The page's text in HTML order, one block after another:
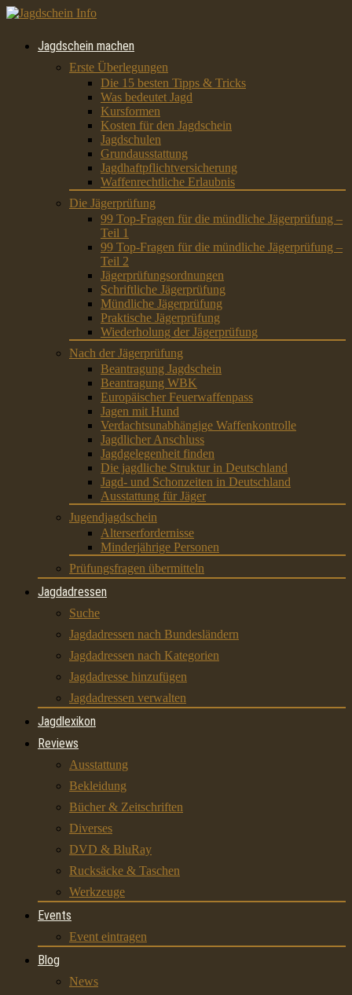
Jagdschein machen
Erste Überlegungen
Die 15 besten Tipps & Tricks
Was bedeutet Jagd
Kursformen
Kosten für den Jagdschein
Jagdschulen
Grundausstattung
Jagdhaftpflichtversicherung
Waffenrechtliche Erlaubnis
Die Jägerprüfung
99 Top-Fragen für die mündliche Jägerprüfung –
Teil 1
99 Top-Fragen für die mündliche Jägerprüfung –
Teil 2
Jägerprüfungsordnungen
Schriftliche Jägerprüfung
Mündliche Jägerprüfung
Praktische Jägerprüfung
Wiederholung der Jägerprüfung
Nach der Jägerprüfung
Beantragung Jagdschein
Beantragung WBK
Europäischer Feuerwaffenpass
Jagen mit Hund
Verdachtsunabhängige Waffenkontrolle
Jagdlicher Anschluss
Jagdgelegenheit finden
Die jagdliche Struktur in Deutschland
Jagd- und Schonzeiten in Deutschland
Ausstattung für Jäger
Jugendjagdschein
Alterserfordernisse
Minderjährige Personen
Prüfungsfragen übermitteln
Jagdadressen
Suche
Jagdadressen nach Bundesländern
Jagdadressen nach Kategorien
Jagdadresse hinzufügen
Jagdadressen verwalten
Jagdlexikon
Reviews
Ausstattung
Bekleidung
Bücher & Zeitschriften
Diverses
DVD & BluRay
Rucksäcke & Taschen
Werkzeuge
Events
Event eintragen
Blog
News